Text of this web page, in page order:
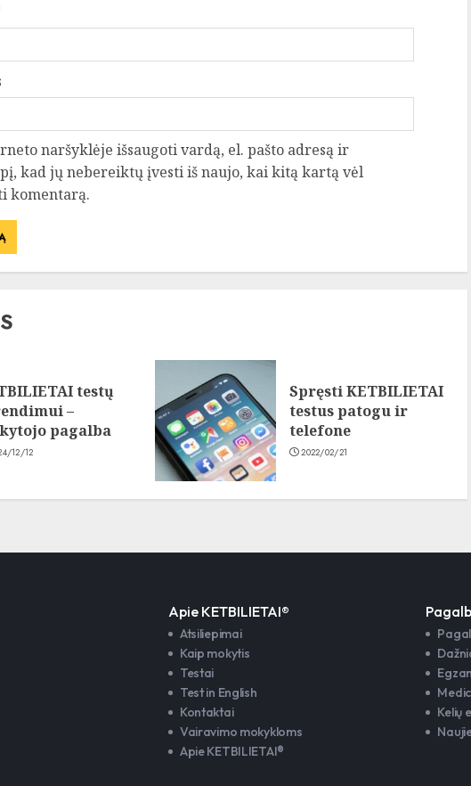
naršyklėje išsaugoti vardą, el. pašto adresą ir
kad jų nebereiktų įvesti iš naujo, kai kitą kartą vėl
komentarą.
testų
–
pagalba
12/12
Spręsti KETBILIETAI
testus patogu ir
telefone
2022/02/21
Apie KETBILIETAI®
Atsiliepimai
Kaip mokytis
Testai
Test in English
Kontaktai
Vairavimo mokykloms
Apie KETBILIETAI®
Kelių